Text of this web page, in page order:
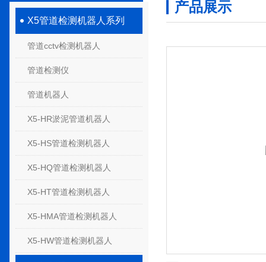
X5管道检测机器人系列
管道cctv检测机器人
管道检测仪
管道机器人
X5-HR淤泥管道机器人
X5-HS管道检测机器人
X5-HQ管道检测机器人
X5-HT管道检测机器人
X5-HMA管道检测机器人
X5-HW管道检测机器人
产品展示